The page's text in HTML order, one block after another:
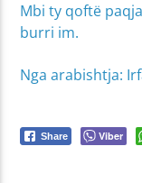
Mbi ty qoftë
burri im.
Nga arabishtja:
Share Viber